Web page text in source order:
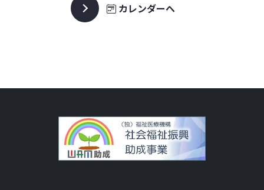
カレンダーへ